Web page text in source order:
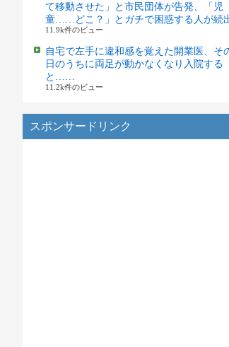
て移動させた」と市民団体が告発、「児
童……どこ？」とガチで困惑する人が続
11.9k件のビュー
自宅で左手に違和感を覚えた開業医、そ
日のうちに両足が動かなくなり入院する
と……
11.2k件のビュー
スポンサードリンク